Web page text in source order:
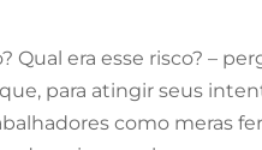
Qual era esse risco? –
para atingir seus
como meras